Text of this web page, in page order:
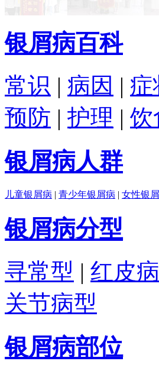
银屑病百科
常识 | 病因 | 症
预防 | 护理 | 饮
银屑病人群
儿童银屑病 | 青少年银屑病 | 女性银
银屑病分型
寻常型 | 红皮
关节病型
银屑病部位